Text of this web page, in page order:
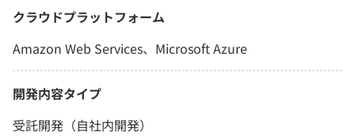
クラウドプラットフォーム
Amazon Web Services、Microsoft Azure
開発内容タイプ
受託開発（自社内開発）